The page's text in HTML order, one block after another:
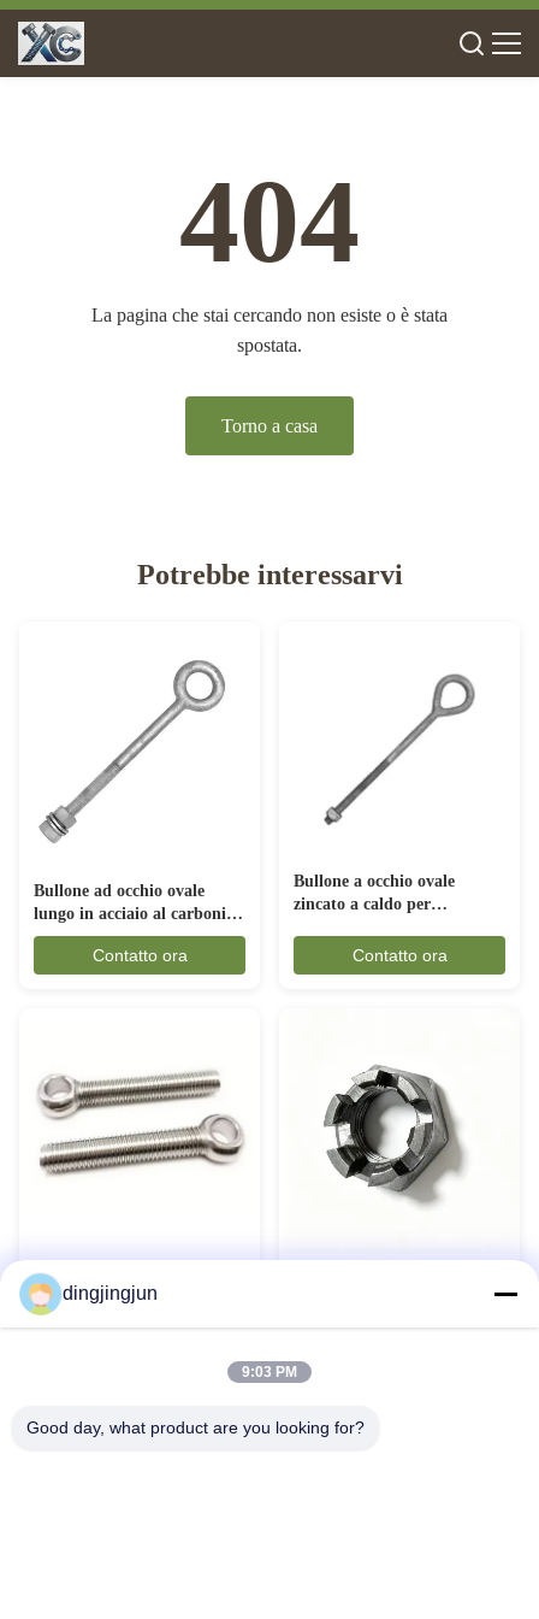
404
La pagina che stai cercando non esiste o è stata
spostata.
Torno a casa
Potrebbe interessarvi
Bullone ad occhio ovale
lungo in acciaio al carbonio
forgiato, resistente alla
ruggine per rigging marino
Contatto ora
Bullone a occhio ovale
zincato a caldo per
Contatto ora
inossidabile 304 316 DIN444
Serrature personalizzate
componenti aerospaziali
dingjingjun
9:03 PM
Good day, what product are you looking for?